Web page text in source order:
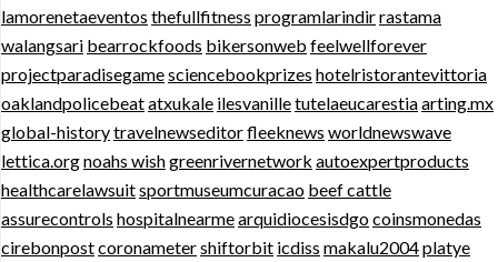
lamorenetaeventos thefullfitness programlarindirrastama
walangsari bearrockfoods bikersonweb feelwellforever
projectparadisegamesciencebookprizes hotelristorantevittoria
oaklandpolicebeatatxukale ilesvanilletutelaeucarestiaarting.mx
global-historytravelnewseditorfleeknews worldnewswave
lettica.orgnoahs wishgreenrivernetwork autoexpertproducts
healthcarelawsuitsportmuseumcuracao beef cattle
assurecontrols hospitalnearmearquidiocesisdgocoinsmonedas
cirebonpostcoronametershiftorbit icdiss makalu2004platye